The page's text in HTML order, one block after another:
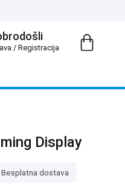
/ Registracija
Display
Besplatna dostava